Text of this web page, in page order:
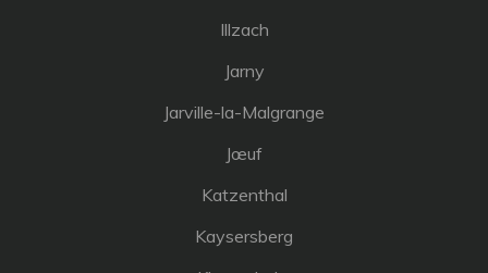
Illzach
Jarny
Jarville-la-Malgrange
Jœuf
Katzenthal
Kaysersberg